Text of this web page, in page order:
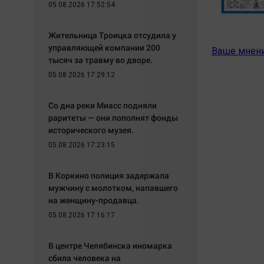
05.08.2026 17:52:54
Жительница Троицка отсудила у
управляющей компании 200
тысяч за травму во дворе.
05.08.2026 17:29:12
Со дна реки Миасс подняли
раритеты — они пополнят фонды
исторического музея.
05.08.2026 17:23:15
В Коркино полиция задержала
мужчину с молотком, напавшего
на женщину-продавца.
05.08.2026 17:16:17
В центре Челябинска иномарка
сбила человека на
Ваше